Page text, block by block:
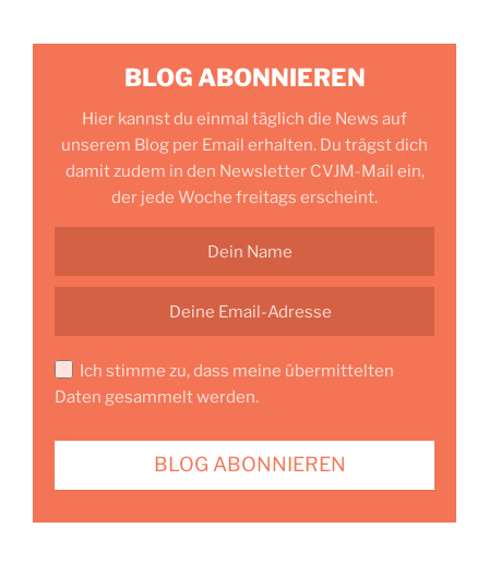
BLOG ABONNIEREN
Hier kannst du einmal täglich die News auf
unserem Blog per Email erhalten. Du trägst dich
damit zudem in den Newsletter CVJM-Mail ein,
der jede Woche freitags erscheint.
Ich stimme zu, dass meine übermittelten
Daten gesammelt werden.